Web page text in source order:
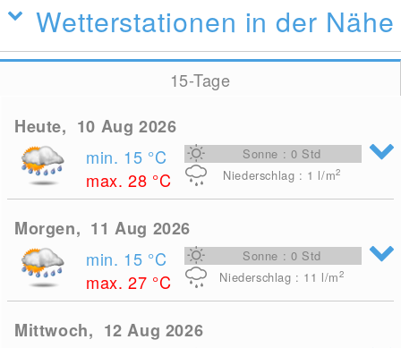
Wetterstationen in der Nähe
15-Tage
Heute, 10 Aug 2026
min. 15 °C
max. 28 °C
Sonne : 0 Std
Niederschlag : 1 l/m2
Morgen, 11 Aug 2026
min. 15 °C
max. 27 °C
Sonne : 0 Std
Niederschlag : 11 l/m2
Mittwoch, 12 Aug 2026